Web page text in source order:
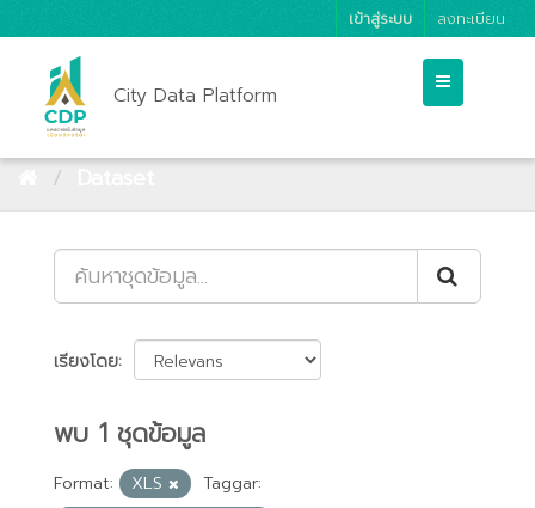
เข้าสู่ระบบ ลงทะเบียน
City Data Platform
เรียงโดย
พบ 1 ชุดข้อมูล
Format: XLS
Taggar: